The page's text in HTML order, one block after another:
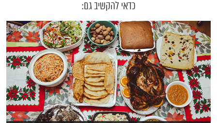
כדאי להקשיב גם: